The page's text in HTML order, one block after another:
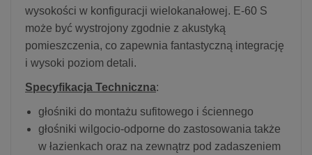
wysokości w konfiguracji wielokanałowej. E-60 S
może być wystrojony zgodnie z akustyką
pomieszczenia, co zapewnia fantastyczną integrację
i wysoki poziom detali.
Specyfikacja Techniczna:
głośniki do montażu sufitowego i ściennego
głośniki wilgocio-odporne do zastosowania także
w łazienkach oraz na zewnątrz pod zadaszeniem